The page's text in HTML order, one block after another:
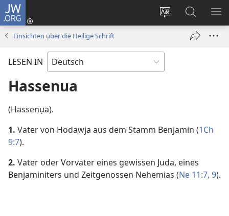
JW.ORG
Websitesprache
ändern
Anmelden
(öffnet
Suche
Einsichten über die Heilige Schrift
LESEN IN
Hassenua
(Hassenụa).
1. Vater von Hodawja aus dem Stamm Benjamin (1Ch
9:7).
2. Vater oder Vorvater eines gewissen Juda, eines
Benjaminiters und Zeitgenossen Nehemias (Ne 11:7, 9).